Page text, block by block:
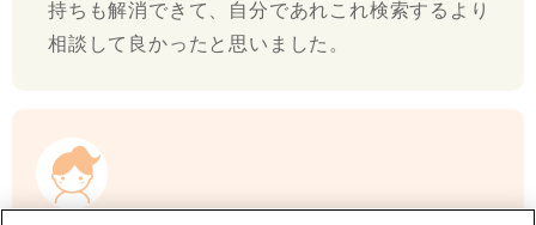
持ちも解消できて、自分であれこれ検索するより
相談して良かったと思いました。